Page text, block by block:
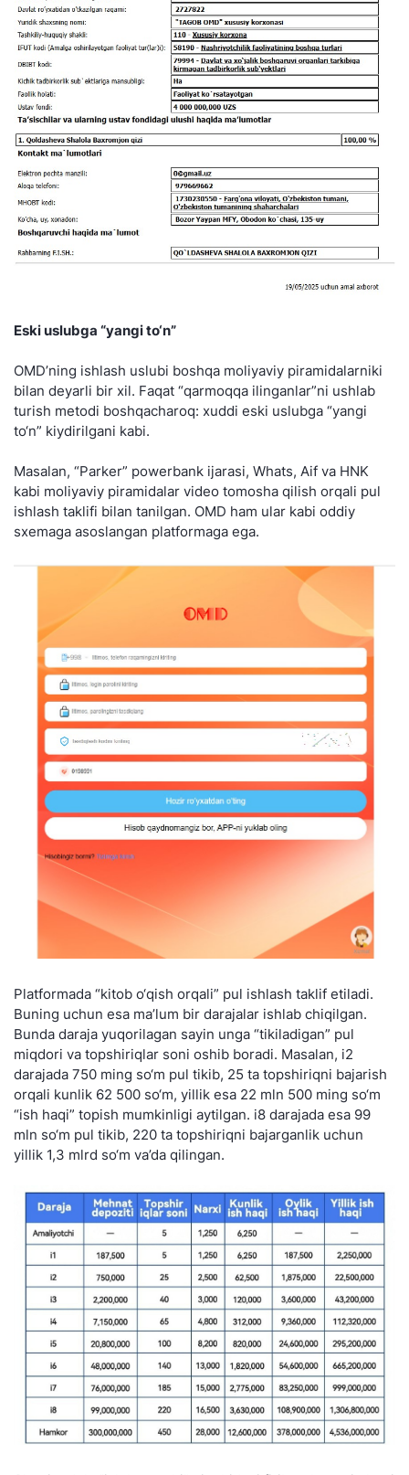
Eski uslubga “yangi to‘n”
OMD’ning ishlash uslubi boshqa moliyaviy piramidalarniki
bilan deyarli bir xil. Faqat “qarmoqqa ilinganlar”ni ushlab
turish metodi boshqacharoq: xuddi eski uslubga “yangi
to‘n” kiydirilgani kabi.
Masalan, “Parker” powerbank ijarasi, Whats, Aif va HNK
kabi moliyaviy piramidalar video tomosha qilish orqali pul
ishlash taklifi bilan tanilgan. OMD ham ular kabi oddiy
sxemaga asoslangan platformaga ega.
Platformada “kitob o‘qish orqali” pul ishlash taklif etiladi.
Buning uchun esa ma’lum bir darajalar ishlab chiqilgan.
Bunda daraja yuqorilagan sayin unga “tikiladigan” pul
miqdori va topshiriqlar soni oshib boradi. Masalan, i2
darajada 750 ming so‘m pul tikib, 25 ta topshiriqni bajarish
orqali kunlik 62 500 so‘m, yillik esa 22 mln 500 ming so‘m
“ish haqi” topish mumkinligi aytilgan. i8 darajada esa 99
mln so‘m pul tikib, 220 ta topshiriqni bajarganlik uchun
yillik 1,3 mlrd so‘m va’da qilingan.